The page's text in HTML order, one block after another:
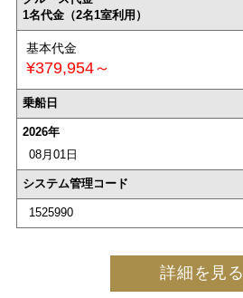
1名代金（2名1室利用）
基本代金
¥379,954～
乗船日
2026年
08月01日
システム管理コード
1525990
詳細を見る